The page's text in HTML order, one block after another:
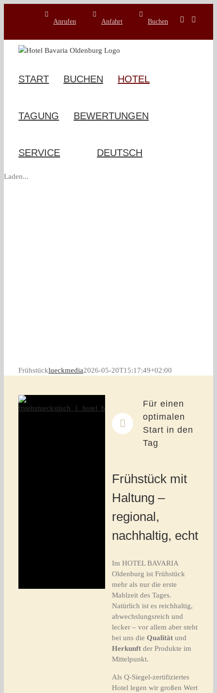
Anrufen Anfahrt Buchen
START BUCHEN HOTEL
TAGUNG BEWERTUNGEN
SERVICE
Laden...
Frühstücklueckmedia2026-05-20T15:17:49+02:00
Für einen
optimalen
Start in den
Tag
Frühstück mit
Haltung –
regional,
nachhaltig, echt
Im HOTEL BAVARIA
Oldenburg ist Frühstück
mehr als nur die erste
Mahlzeit des Tages.
Natürlich ist es reichhaltig,
abwechslungsreich und
lecker – vor allem aber steht
bei uns dieQualität und
Herkunft der Produkte im
Mittelpunkt.
Als Q-Siegel-zertifiziertes
Hotel legen wir großen Wert